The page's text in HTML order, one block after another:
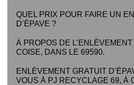
QUEL PRIX POUR FAIRE UN
D’ÉPAVE ?
À PROPOS DE L’ENLÈVEMENT
COISE, DANS LE 69590.
ENLÈVEMENT GRATUIT
VOUS À PJ RECYCLAGE 69, À